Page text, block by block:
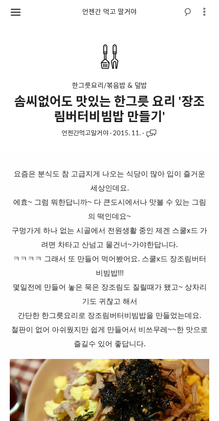
언젠간 먹고 말거야
한그릇요리/볶음밥 & 덮밥
솜씨없어도 맛있는 한그릇 요리 '장조
림버터비빔밥 만들기'
언젠간먹고말거야 · 2015. 11. ·
요즘은 분식도 참 고급지게 나오는 식당이 많아 입이 즐거운
세상인데요.
에효~ 그럼 뭐한답니까~ 다 큰도시에서나 맛볼 수 있는 그림
의 떡인데요~
구멍가게 하나 없는 시골에서 전원생활 중인 제겐 스쿨x드 가
려면 차타고 산넘고 물건너~가야한답니다.
ㅋㅋㅋㅋ 그래서 또 만들어 먹어봤어요. 스쿨x드 장조림버터
비빔밥!!!
몇일전에 만들어 놓은 묵은 장조림도 질릴때가 됐고~ 상차리
기도 귀찮고 해서
간단한 한그릇요리로 장조림버터비빔밥을 만들었는데요.
철판이 없어 아쉬웠지만 쉽게 만들어서 비쓰무레~~한 맛으로
즐길수 있어 좋답니다.